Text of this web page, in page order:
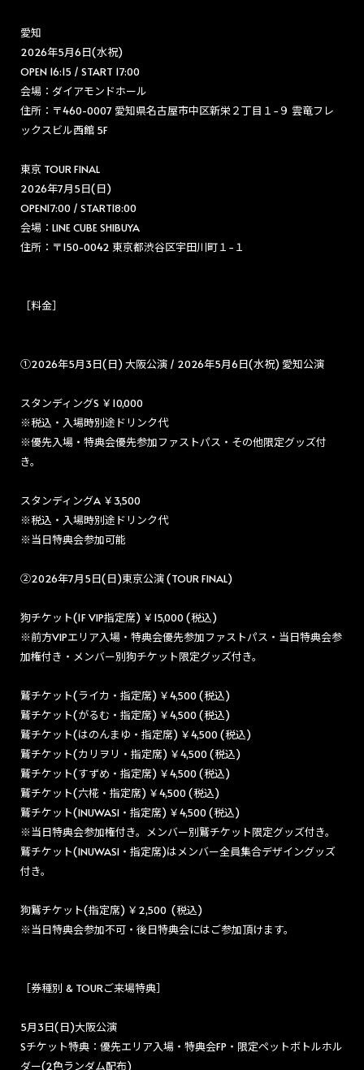
愛知
2026年5月6日(水祝)
OPEN 16:15 / START 17:00
会場：ダイアモンドホール
住所：〒460-0007 愛知県名古屋市中区新栄２丁目１−９ 雲竜フレ
ックスビル西館 5F
東京 TOUR FINAL
2026年7月5日(日)
OPEN17:00 / START18:00
会場：LINE CUBE SHIBUYA
住所：〒150-0042 東京都渋谷区宇田川町１−１
［料金］
①2026年5月3日(日) 大阪公演 / 2026年5月6日(水祝) 愛知公演
スタンディングS ￥10,000
※税込・入場時別途ドリンク代
※優先入場・特典会優先参加ファストパス・その他限定グッズ付
き。
スタンディングA ￥3,500
※税込・入場時別途ドリンク代
※当日特典会参加可能
②2026年7月5日(日)東京公演 (TOUR FINAL)
狗チケット(1F VIP指定席) ￥15,000 (税込)
※前方VIPエリア入場・特典会優先参加ファストパス・当日特典会参
加権付き・メンバー別狗チケット限定グッズ付き。
鷲チケット(ライカ・指定席) ￥4,500(税込)
鷲チケット(がるむ・指定席) ￥4,500(税込)
鷲チケット(はのんまゆ・指定席) ￥4,500(税込)
鷲チケット(カリヲリ・指定席) ￥4,500(税込)
鷲チケット(すずめ・指定席) ￥4,500(税込)
鷲チケット(六椛・指定席) ￥4,500(税込)
鷲チケット(INUWASI・指定席) ￥4,500(税込)
※当日特典会参加権付き。メンバー別鷲チケット限定グッズ付き。
鷲チケット(INUWASI・指定席)はメンバー全員集合デザイングッズ
付き。
狗鷲チケット(指定席) ￥2,500 (税込)
※当日特典会参加不可・後日特典会にはご参加頂けます。
［券種別 & TOURご来場特典］
5月3日(日)大阪公演
Sチケット特典：優先エリア入場・特典会FP・限定ペットボトルホル
ダー(2色ランダム配布)